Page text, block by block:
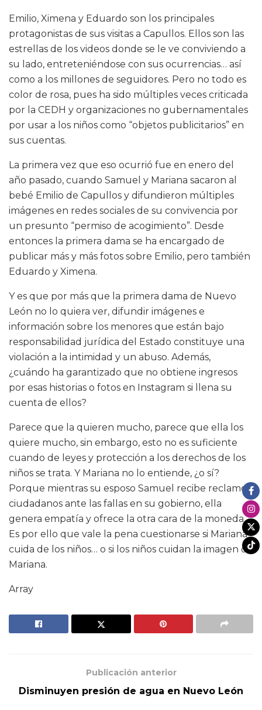
Emilio, Ximena y Eduardo son los principales
protagonistas de sus visitas a Capullos. Ellos son las
estrellas de los videos donde se le ve conviviendo a
su lado, entreteniéndose con sus ocurrencias… así
como a los millones de seguidores. Pero no todo es
color de rosa, pues ha sido múltiples veces criticada
por la CEDH y organizaciones no gubernamentales
por usar a los niños como “objetos publicitarios” en
sus cuentas.
La primera vez que eso ocurrió fue en enero del
año pasado, cuando Samuel y Mariana sacaron al
bebé Emilio de Capullos y difundieron múltiples
imágenes en redes sociales de su convivencia por
un presunto “permiso de acogimiento”. Desde
entonces la primera dama se ha encargado de
publicar más y más fotos sobre Emilio, pero también
Eduardo y Ximena.
Y es que por más que la primera dama de Nuevo
León no lo quiera ver, difundir imágenes e
información sobre los menores que están bajo
responsabilidad jurídica del Estado constituye una
violación a la intimidad y un abuso. Además,
¿cuándo ha garantizado que no obtiene ingresos
por esas historias o fotos en Instagram si llena su
cuenta de ellos?
Parece que la quieren mucho, parece que ella los
quiere mucho, sin embargo, esto no es suficiente
cuando de leyes y protección a los derechos de los
niños se trata. Y Mariana no lo entiende, ¿o sí?
Porque mientras su esposo Samuel recibe reclamos
ciudadanos ante las fallas en su gobierno, ella
genera empatía y ofrece la otra cara de la moneda.
Es por ello que vale la pena cuestionarse si Mariana
cuida de los niños… o si los niños cuidan la imagen de
Mariana.
Array
Publicación anterior
Disminuyen presión de agua en Nuevo León